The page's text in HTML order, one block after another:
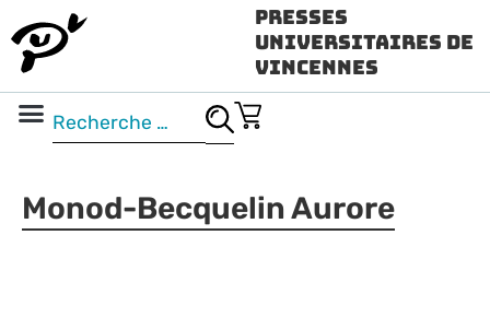
Presses
Universitaires de
Vincennes
Monod-Becquelin Aurore